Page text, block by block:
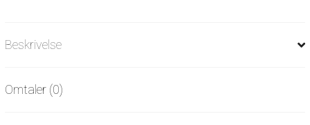
Beskrivelse
Omtaler (0)